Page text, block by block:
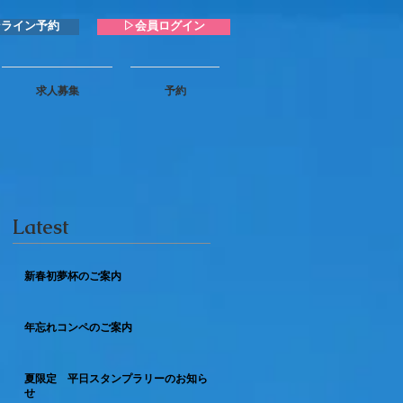
イン予約 ▷会員ログイン
求人募集 予約
Latest
新春初夢杯のご案内
年忘れコンペのご案内
夏限定 平日スタンプラリーのお知ら
せ